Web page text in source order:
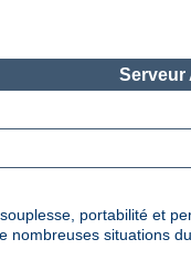
Serveur
portabilité et
nombreuses situations